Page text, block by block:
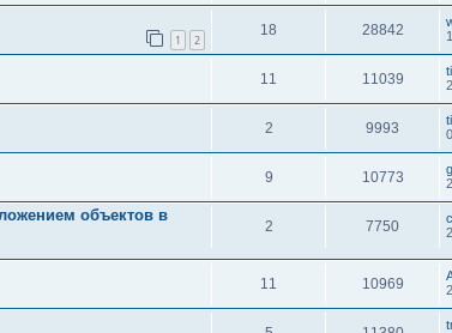
1 2
18 28842
11 11039
2 9993
9 10773
объектов в
2 7750
11 10969